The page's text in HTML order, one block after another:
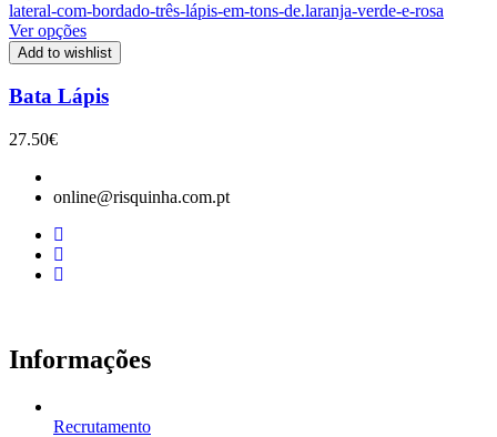
Ver opções
Add to wishlist
Bata Lápis
27.50€
online@risquinha.com.pt
Informações
Recrutamento